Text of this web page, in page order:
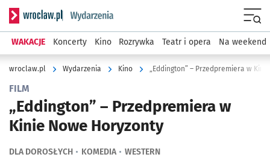
Serwis informacyjny wroclaw.pl podserwis: Wydarzenia
WAKACJE Koncerty Kino Rozrywka Teatr i opera Na weekend
wroclaw.pl Wydarzenia Kino „Eddington” – Przedpremiera w
FILM
„Eddington” – Przedpremiera w
Kinie Nowe Horyzonty
DLA DOROSŁYCH KOMEDIA WESTERN